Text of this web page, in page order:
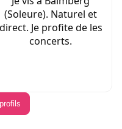
(Soleure). Naturel et
direct. Je profite de les
concerts.